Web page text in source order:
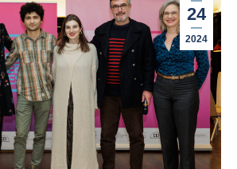
24
2024